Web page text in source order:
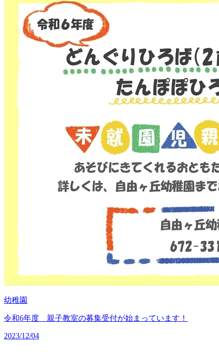
幼稚園
令和6年度 親子教室の募集受付が始まっています！
2023/12/04